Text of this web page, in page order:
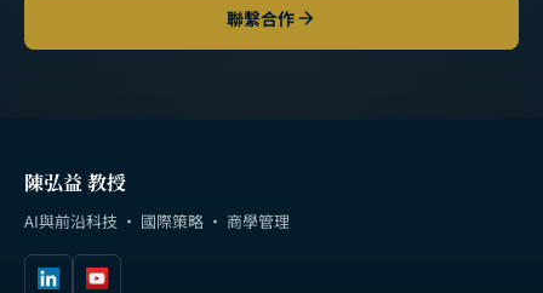
聯繫合作
陳弘益 教授
AI與前沿科技 · 國際策略 · 商學管理